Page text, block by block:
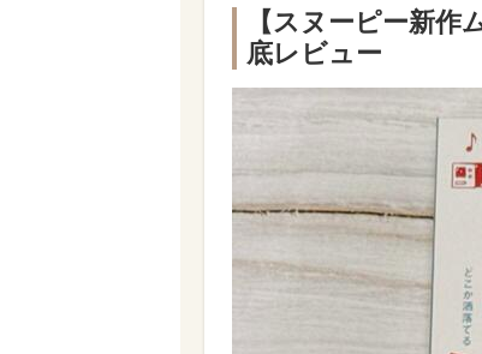
【スヌーピー新
底レビュー